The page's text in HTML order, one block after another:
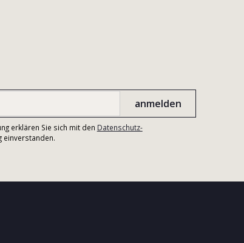
erklären Sie sich mit den Datenschutz-
einverstanden.